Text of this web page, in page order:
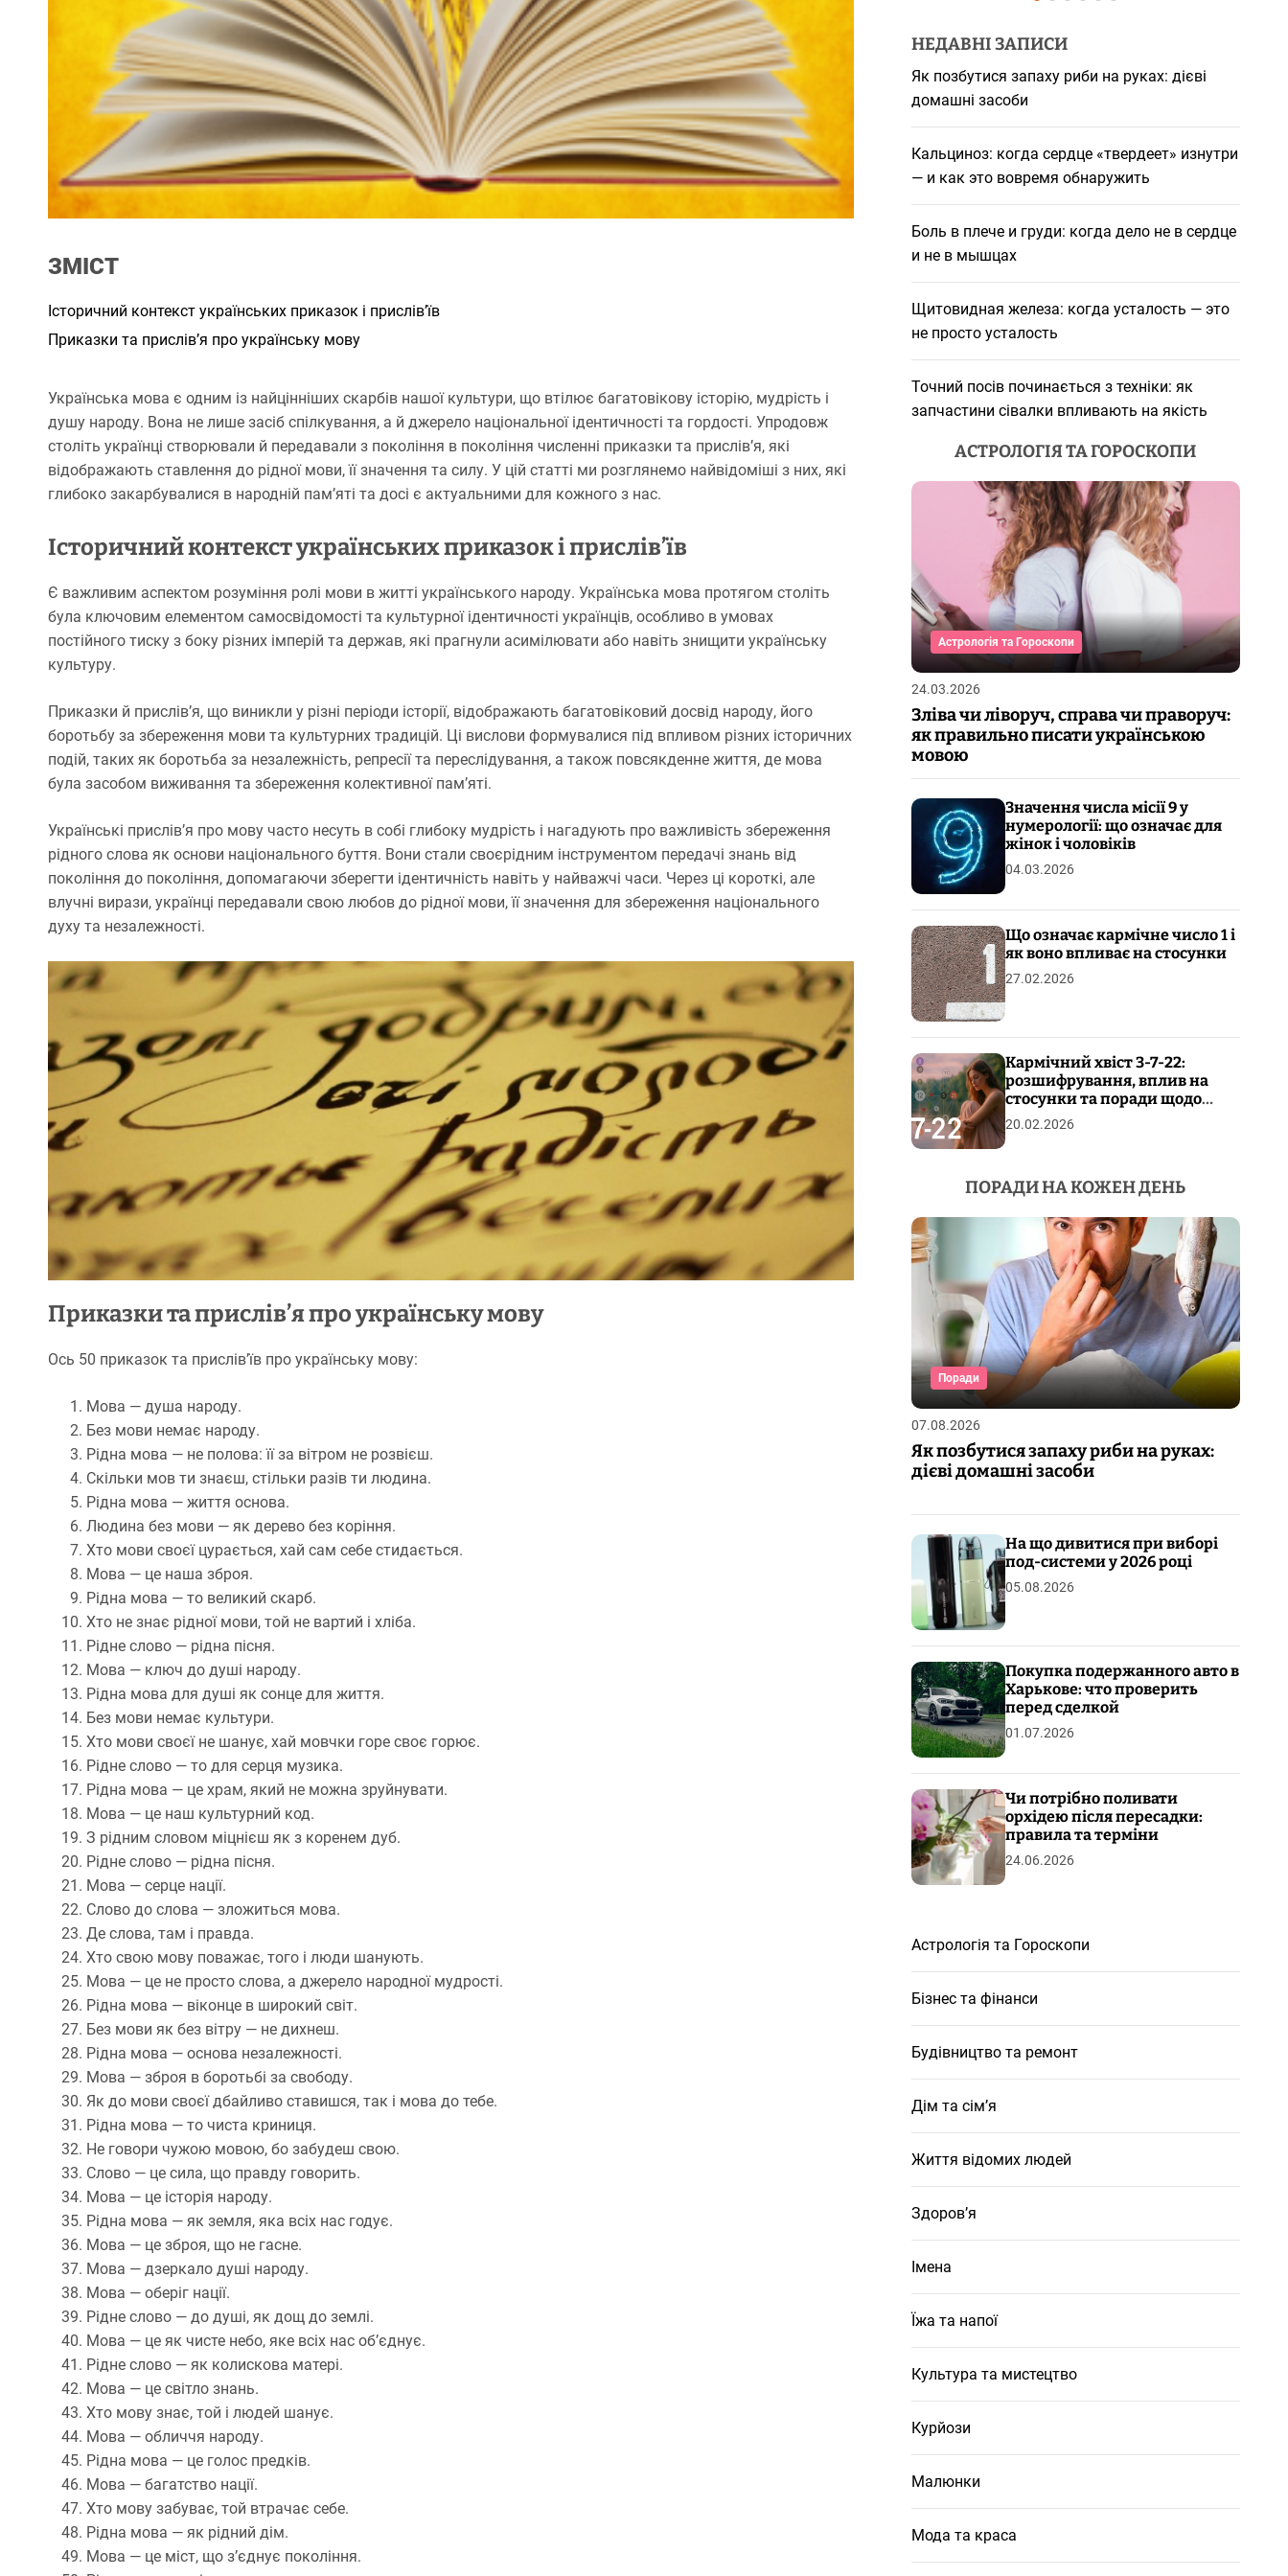
а
н
н
я
ЗМІСТ
Історичний контекст українських приказок і прислів’їв
Приказки та прислів’я про українську мову
Українська мова є одним із найцінніших скарбів нашої культури, що втілює багатовікову історію, мудрість і
душу народу. Вона не лише засіб спілкування, а й джерело національної ідентичності та гордості. Упродовж
століть українці створювали й передавали з покоління в покоління численні приказки та прислів’я, які
відображають ставлення до рідної мови, її значення та силу. У цій статті ми розглянемо найвідоміші з них, які
глибоко закарбувалися в народній пам’яті та досі є актуальними для кожного з нас.
Історичний контекст українських приказок і прислів’їв
Є важливим аспектом розуміння ролі мови в житті українського народу. Українська мова протягом століть
була ключовим елементом самосвідомості та культурної ідентичності українців, особливо в умовах
постійного тиску з боку різних імперій та держав, які прагнули асимілювати або навіть знищити українську
культуру.
Приказки й прислів’я, що виникли у різні періоди історії, відображають багатовіковий досвід народу, його
боротьбу за збереження мови та культурних традицій. Ці вислови формувалися під впливом різних історичних
подій, таких як боротьба за незалежність, репресії та переслідування, а також повсякденне життя, де мова
була засобом виживання та збереження колективної пам’яті.
Українські прислів’я про мову часто несуть в собі глибоку мудрість і нагадують про важливість збереження
рідного слова як основи національного буття. Вони стали своєрідним інструментом передачі знань від
покоління до покоління, допомагаючи зберегти ідентичність навіть у найважчі часи. Через ці короткі, але
влучні вирази, українці передавали свою любов до рідної мови, її значення для збереження національного
духу та незалежності.
Приказки та прислів’я про українську мову
Ось 50 приказок та прислів’їв про українську мову:
Мова — душа народу.
Без мови немає народу.
Рідна мова — не полова: її за вітром не розвієш.
Скільки мов ти знаєш, стільки разів ти людина.
Рідна мова — життя основа.
Людина без мови — як дерево без коріння.
Хто мови своєї цурається, хай сам себе стидається.
Мова — це наша зброя.
Рідна мова — то великий скарб.
Хто не знає рідної мови, той не вартий і хліба.
Рідне слово — рідна пісня.
Мова — ключ до душі народу.
Рідна мова для душі як сонце для життя.
Без мови немає культури.
Хто мови своєї не шанує, хай мовчки горе своє горює.
Рідне слово — то для серця музика.
Рідна мова — це храм, який не можна зруйнувати.
Мова — це наш культурний код.
З рідним словом міцнієш як з коренем дуб.
Рідне слово — рідна пісня.
Мова — серце нації.
Слово до слова — зложиться мова.
Де слова, там і правда.
Хто свою мову поважає, того і люди шанують.
Мова — це не просто слова, а джерело народної мудрості.
Рідна мова — віконце в широкий світ.
Без мови як без вітру — не дихнеш.
Рідна мова — основа незалежності.
Мова — зброя в боротьбі за свободу.
Як до мови своєї дбайливо ставишся, так і мова до тебе.
Рідна мова — то чиста криниця.
Не говори чужою мовою, бо забудеш свою.
Слово — це сила, що правду говорить.
Мова — це історія народу.
Рідна мова — як земля, яка всіх нас годує.
Мова — це зброя, що не гасне.
Мова — дзеркало душі народу.
Мова — оберіг нації.
Рідне слово — до душі, як дощ до землі.
Мова — це як чисте небо, яке всіх нас об’єднує.
Рідне слово — як колискова матері.
Мова — це світло знань.
Хто мову знає, той і людей шанує.
Мова — обличчя народу.
Рідна мова — це голос предків.
Мова — багатство нації.
Хто мову забуває, той втрачає себе.
Рідна мова — як рідний дім.
Мова — це міст, що з’єднує покоління.
НЕДАВНІ ЗАПИСИ
Як позбутися запаху риби на руках: дієві
домашні засоби
Кальциноз: когда сердце «твердеет» изнутри
— и как это вовремя обнаружить
Боль в плече и груди: когда дело не в сердце
и не в мышцах
Щитовидная железа: когда усталость — это
не просто усталость
Точний посів починається з техніки: як
запчастини сівалки впливають на якість
АСТРОЛОГІЯ ТА ГОРОСКОПИ
Астрологія та Гороскопи
24.03.2026
Зліва чи ліворуч, справа чи праворуч:
як правильно писати українською
мовою
Значення числа місії 9 у
нумерології: що означає для
жінок і чоловіків
04.03.2026
Що означає кармічне число 1 і
як воно впливає на стосунки
27.02.2026
Кармічний хвіст 3-7-22:
розшифрування, вплив на
стосунки та поради щодо
пропрацювання
20.02.2026
ПОРАДИ НА КОЖЕН ДЕНЬ
Поради
07.08.2026
Як позбутися запаху риби на руках:
дієві домашні засоби
На що дивитися при виборі
под-системи у 2026 році
05.08.2026
Покупка подержанного авто в
Харькове: что проверить
перед сделкой
01.07.2026
Чи потрібно поливати
орхідею після пересадки:
правила та терміни
24.06.2026
Астрологія та Гороскопи
Бізнес та фінанси
Будівництво та ремонт
Дім та сім’я
Життя відомих людей
Здоров’я
Імена
Їжа та напої
Культура та мистецтво
Курйози
Малюнки
Мода та краса